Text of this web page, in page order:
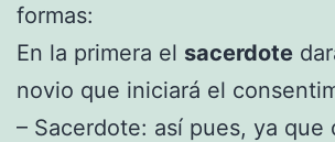
formas:
En la primera el sacerdote
novio que iniciará el
– Sacerdote: así pues, ya que